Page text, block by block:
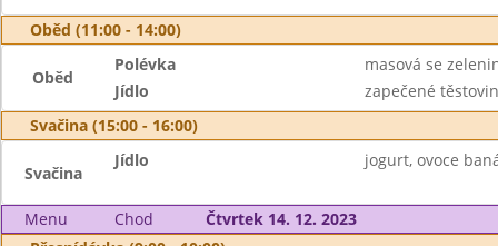
Oběd (11:00 - 14:00)
Oběd
Polévka
masová se
Jídlo
zapečené
Svačina (15:00 - 16:00)
Svačina
Jídlo jogurt, ovoce
Menu Chod
Čtvrtek 14. 12. 2023